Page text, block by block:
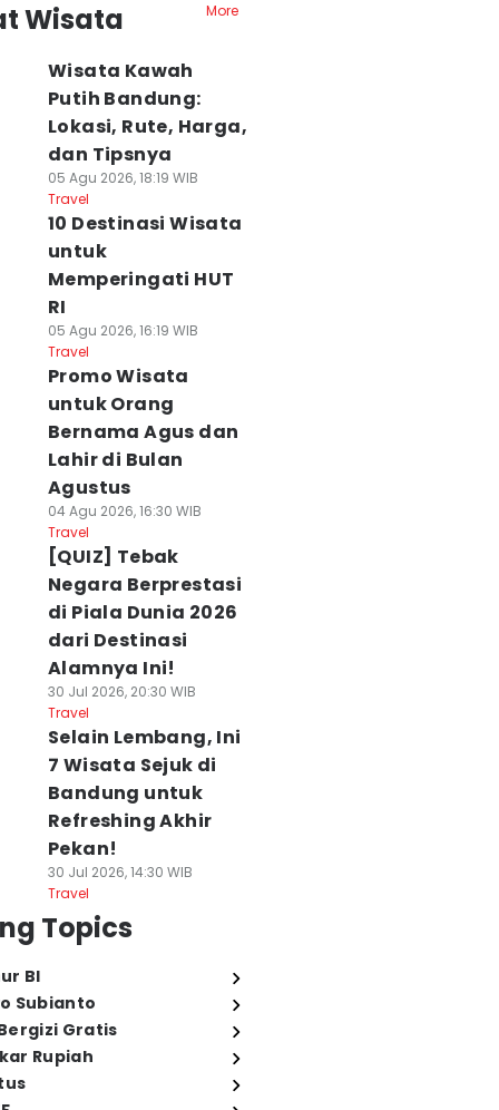
Wisata
More
Wisata Kawah
Putih Bandung:
Lokasi, Rute, Harga,
dan Tipsnya
05 Agu 2026, 18:19 WIB
Travel
10 Destinasi Wisata
untuk
Memperingati HUT
RI
05 Agu 2026, 16:19 WIB
Travel
Promo Wisata
untuk Orang
Bernama Agus dan
Lahir di Bulan
Agustus
04 Agu 2026, 16:30 WIB
Travel
[QUIZ] Tebak
Negara Berprestasi
di Piala Dunia 2026
dari Destinasi
Alamnya Ini!
30 Jul 2026, 20:30 WIB
Travel
Selain Lembang, Ini
7 Wisata Sejuk di
Bandung untuk
Refreshing Akhir
Pekan!
30 Jul 2026, 14:30 WIB
Travel
Topics
BI
Subianto
Gratis
Rupiah